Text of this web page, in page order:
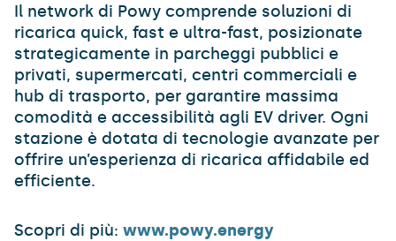
Il network di Powy comprende soluzioni di
ricarica quick, fast e ultra-fast, posizionate
strategicamente in parcheggi pubblici e
privati, supermercati, centri commerciali e
hub di trasporto, per garantire massima
comodità e accessibilità agli EV driver. Ogni
stazione è dotata di tecnologie avanzate per
offrire un’esperienza di ricarica affidabile ed
efficiente.
Scopri di più: www.powy.energy